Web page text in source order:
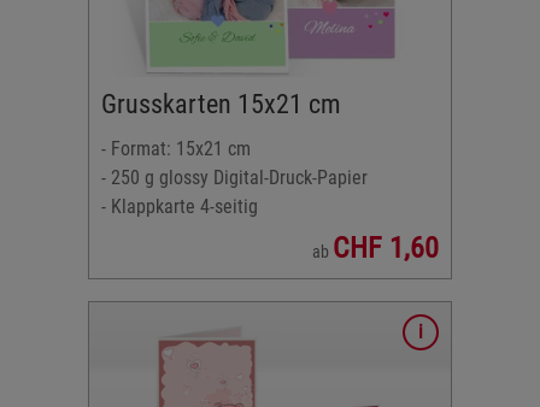
Grusskarten 15x21 cm
- Format: 15x21 cm
- 250 g glossy Digital-Druck-Papier
- Klappkarte 4-seitig
ab CHF 1,60